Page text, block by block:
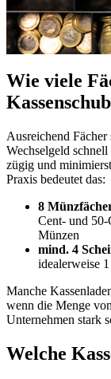
Wie viele
Ausreichend Fächer
Wechselgeld
zügig und
Praxis bedeutet das:
8
Cent- und
Münzen
mind. 4
idealerweise
Manche
wenn die Menge
Unternehmen stark
Welche